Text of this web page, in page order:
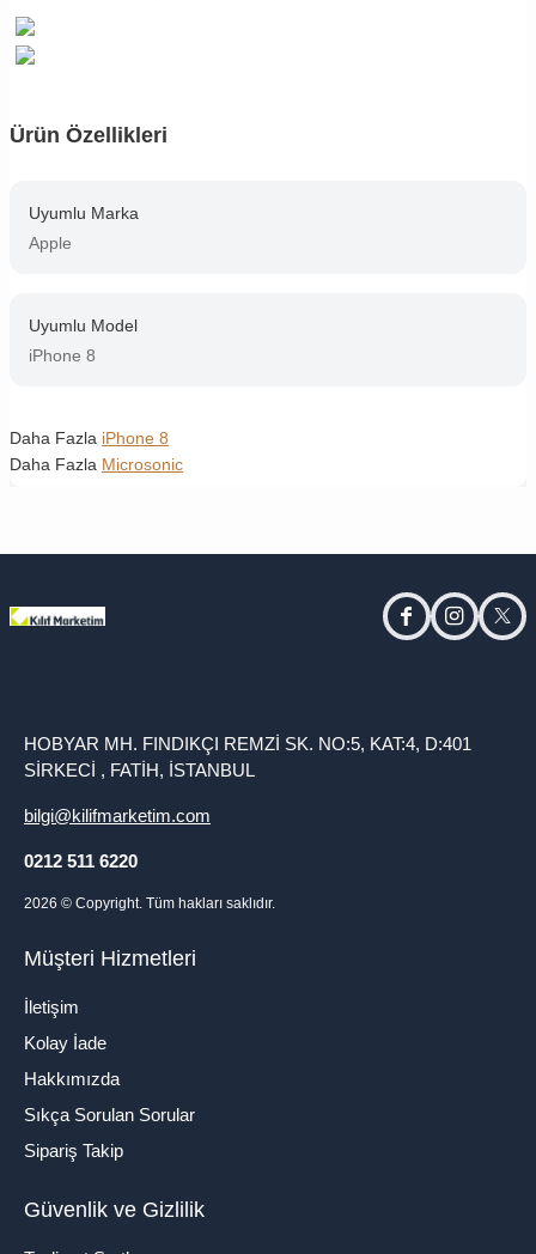
Ürün Özellikleri
Uyumlu Marka
Apple
Uyumlu Model
iPhone 8
Daha Fazla iPhone 8
Daha Fazla Microsonic
facebookinstagram
HOBYAR MH. FINDIKÇI REMZİ SK. NO:5, KAT:4, D:401
SİRKECİ , FATİH, İSTANBUL
bilgi@kilifmarketim.com
0212 511 6220
2026 © Copyright. Tüm hakları saklıdır.
Müşteri Hizmetleri
İletişim
Kolay İade
Hakkımızda
Sıkça Sorulan Sorular
Sipariş Takip
Güvenlik ve Gizlilik